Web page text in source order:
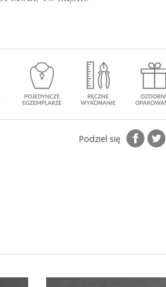
Podziel się